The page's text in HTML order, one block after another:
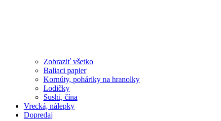
Zobraziť všetko
Baliaci papier
Kornúty, poháriky na hranolky
Lodičky
Sushi, čína
Vrecká, nálepky
Dopredaj